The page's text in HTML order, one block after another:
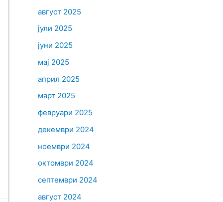
август 2025
јули 2025
јуни 2025
мај 2025
април 2025
март 2025
февруари 2025
декември 2024
ноември 2024
октомври 2024
септември 2024
август 2024